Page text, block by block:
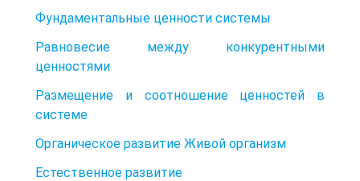
Фундаментальные ценности системы
Равновесие между конкурентными
ценностями
Размещение и соотношение ценностей в
системе
Органическое развитие Живой организм
Естественное развитие